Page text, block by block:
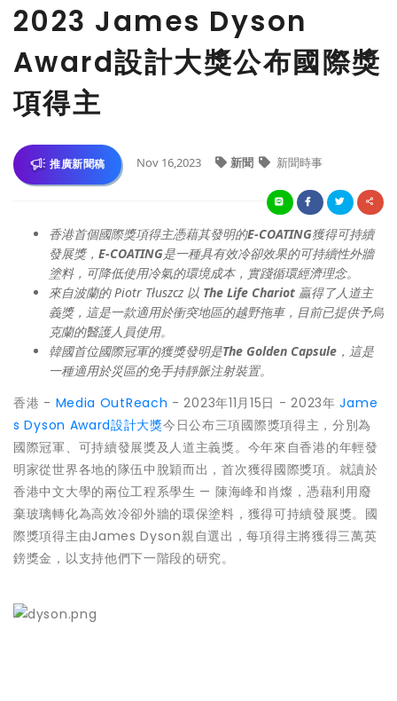
2023 James Dyson
Award設計大獎公布國際獎
項得主
推廣新聞稿 Nov 16,2023 新聞 新聞時事
香港首個國際獎項得主憑藉其發明的E-COATING獲得可持續
發展獎， E-COATING是一種具有效冷卻效果的可持續性外牆
塗料，可降低使用冷氣的環境成本，實踐循環經濟理念。
來自波蘭的 Piotr Tłuszcz 以 The Life Chariot 贏得了人道主
義獎，這是一款適用於衝突地區的越野拖車，目前已提供予烏
克蘭的醫護人員使用。
韓國首位國際冠軍的獲獎發明是The Golden Capsule ，這是
一種適用於災區的免手持靜脈注射裝置。
香港 - Media OutReach - 2023年11月15日 - 2023年Jame
s Dyson Award設計大獎今日公布三項國際獎項得主，分別為
國際冠軍、可持續發展獎及人道主義獎。今年來自香港的年輕發
明家從世界各地的隊伍中脫穎而出，首次獲得國際獎項。就讀於
香港中文大學的兩位工程系學生 — 陳海峰和肖燦，憑藉利用廢
棄玻璃轉化為高效冷卻外牆的環保塗料，獲得可持續發展獎。國
際獎項得主由James Dyson親自選出，每項得主將獲得三萬英
鎊獎金，以支持他們下一階段的研究。